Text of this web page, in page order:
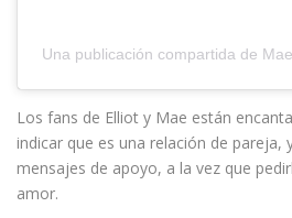
Una publicación compartida de
Los fans de Elliot y Mae están
indicar que es una relación de pareja,
mensajes de apoyo, a la vez que
amor.